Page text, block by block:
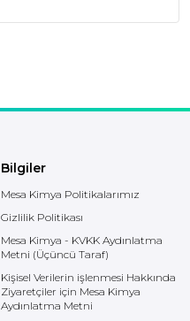
Bilgiler
Mesa Kimya Politikalarımız
Gizlilik Politikası
Mesa Kimya - KVKK Aydınlatma
Metni (Üçüncü Taraf)
Kişisel Verilerin işlenmesi Hakkında
Ziyaretçiler için Mesa Kimya
Aydınlatma Metni